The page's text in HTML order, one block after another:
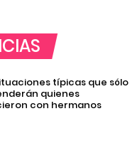
típicas que sólo
quienes
con hermanos